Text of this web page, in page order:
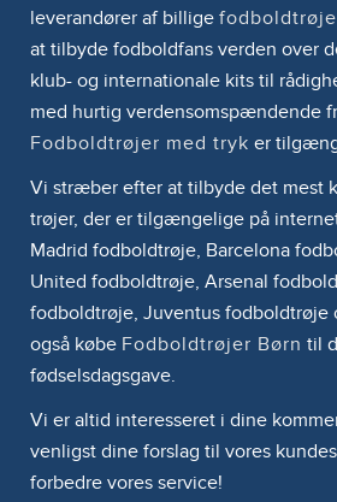
leverandører af billige
at tilbyde fodboldfans verden over
klub- og internationale kits til
med hurtig verdensomspændende
Fodboldtrøjer med tryk er
Vi stræber efter at tilbyde det mest
trøjer, der er tilgængelige på
Madrid fodboldtrøje, Barcelona
United fodboldtrøje, Arsenal
fodboldtrøje, Juventus fodboldtrøje
også købe Fodboldtrøjer Børn til
fødselsdagsgave.
Vi er altid interesseret i dine
venligst dine forslag til vores
forbedre vores service!